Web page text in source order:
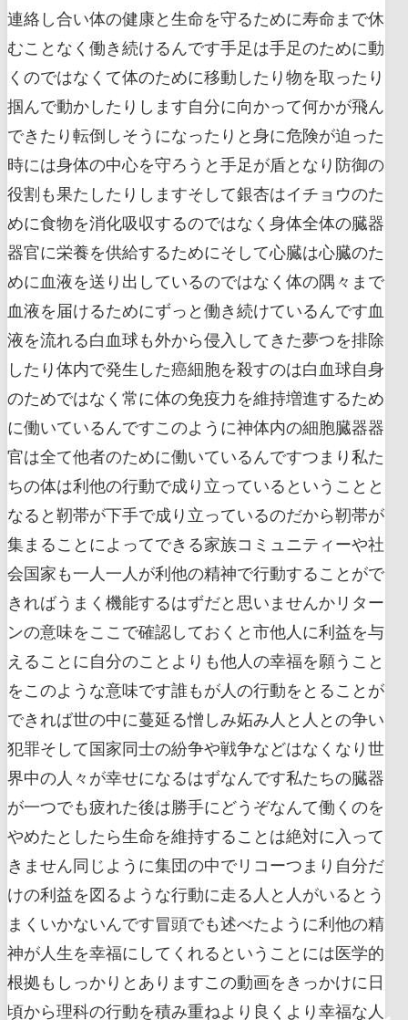
連絡し合い体の健康と生命を守るために寿命まで休
むことなく働き続けるんです手足は手足のために動
くのではなくて体のために移動したり物を取ったり
掴んで動かしたりします自分に向かって何かが飛ん
できたり転倒しそうになったりと身に危険が迫った
時には身体の中心を守ろうと手足が盾となり防御の
役割も果たしたりしますそして銀杏はイチョウのた
めに食物を消化吸収するのではなく身体全体の臓器
器官に栄養を供給するためにそして心臓は心臓のた
めに血液を送り出しているのではなく体の隅々まで
血液を届けるためにずっと働き続けているんです血
液を流れる白血球も外から侵入してきた夢つを排除
したり体内で発生した癌細胞を殺すのは白血球自身
のためではなく常に体の免疫力を維持増進するため
に働いているんですこのように神体内の細胞臓器器
官は全て他者のために働いているんですつまり私た
ちの体は利他の行動で成り立っているということと
なると靭帯が下手で成り立っているのだから靭帯が
集まることによってできる家族コミュニティーや社
会国家も一人一人が利他の精神で行動することがで
きればうまく機能するはずだと思いませんかリター
ンの意味をここで確認しておくと市他人に利益を与
えることに自分のことよりも他人の幸福を願うこと
をこのような意味です誰もが人の行動をとることが
できれば世の中に蔓延る憎しみ妬み人と人との争い
犯罪そして国家同士の紛争や戦争などはなくなり世
界中の人々が幸せになるはずなんです私たちの臓器
が一つでも疲れた後は勝手にどうぞなんて働くのを
やめたとしたら生命を維持することは絶対に入って
きません同じように集団の中でリコーつまり自分だ
けの利益を図るような行動に走る人と人がいるとう
まくいかないんです冒頭でも述べたように利他の精
神が人生を幸福にしてくれるということには医学的
根拠もしっかりとありますこの動画をきっかけに日
頃から理科の行動を積み重ねより良くより幸福な人